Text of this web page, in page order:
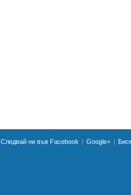
Следвай ни във Facebook Google+